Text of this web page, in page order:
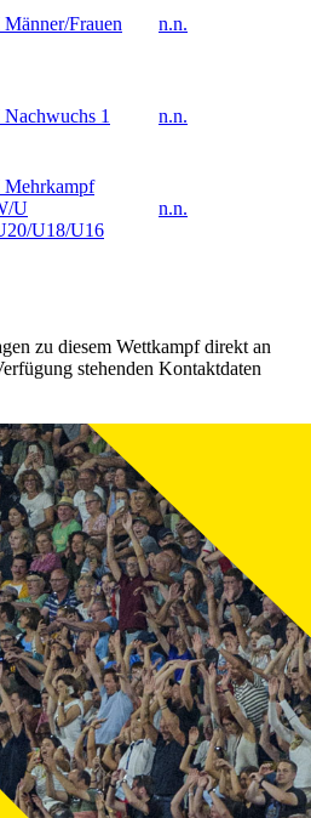
Frauen n.n.
1 n.n.
U
U18/U16
n.n.
zu diesem Wettkampf direkt an
stehenden Kontaktdaten